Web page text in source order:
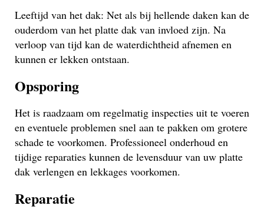
Leeftijd van het dak: Net als bij hellende daken kan de
ouderdom van het platte dak van invloed zijn. Na
verloop van tijd kan de waterdichtheid afnemen en
kunnen er lekken ontstaan.
Opsporing
Het is raadzaam om regelmatig inspecties uit te voeren
en eventuele problemen snel aan te pakken om grotere
schade te voorkomen. Professioneel onderhoud en
tijdige reparaties kunnen de levensduur van uw platte
dak verlengen en lekkages voorkomen.
Reparatie